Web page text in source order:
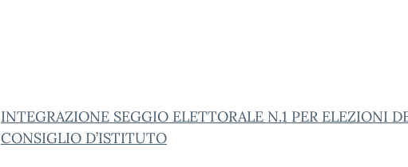
INTEGRAZIONE SEGGIO ELETTORALE N.1 PER ELEZIONI
CONSIGLIO D’ISTITUTO